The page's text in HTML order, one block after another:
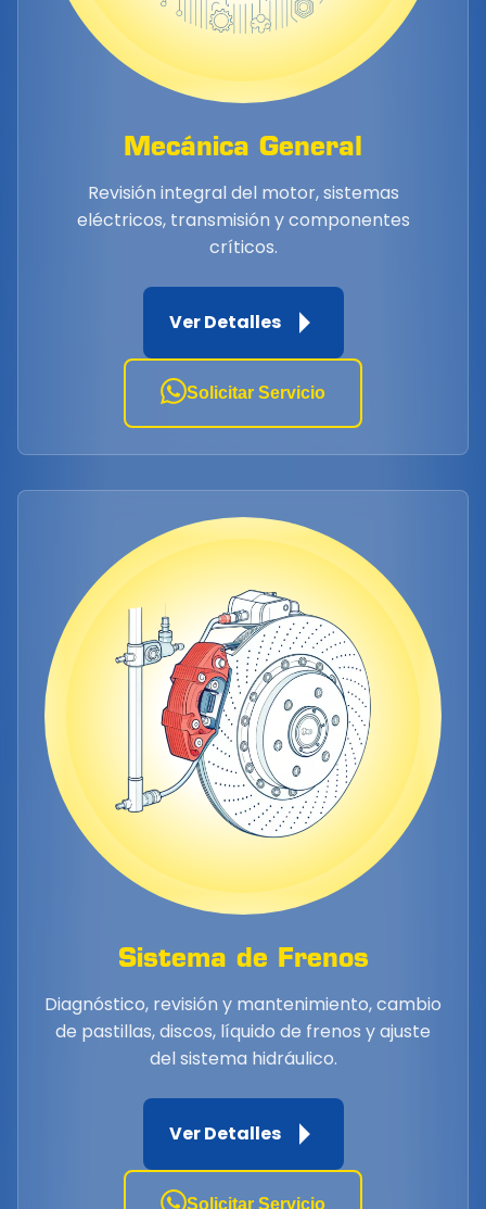
Mecánica General
Revisión integral del motor, sistemas
eléctricos, transmisión y componentes
críticos.
Ver Detalles
Solicitar Servicio
Sistema de Frenos
Diagnóstico, revisión y mantenimiento, cambio
de pastillas, discos, líquido de frenos y ajuste
del sistema hidráulico.
Ver Detalles
Solicitar Servicio